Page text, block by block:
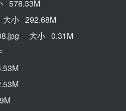
578.33M
小 292.68M
大小 0.31M